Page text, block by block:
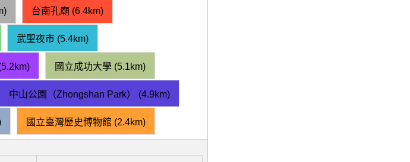
台南孔廟 (6.4km)
武聖夜市 (5.4km)
國立成功大學 (5.1km)
中山公園（Zhongshan Park） (4.9km)
國立臺灣歷史博物館 (2.4km)